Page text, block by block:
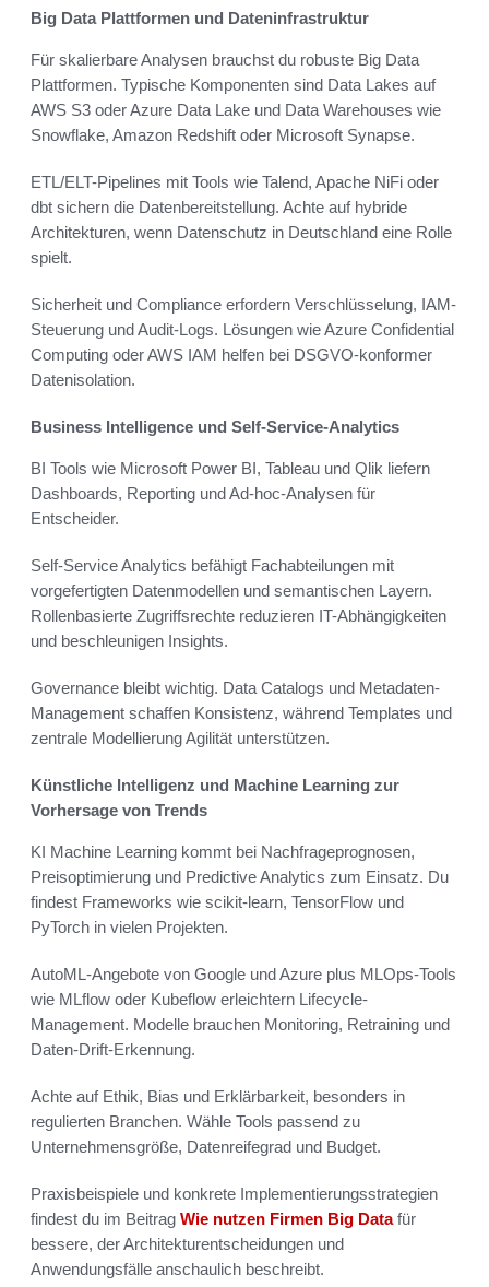
Big Data Plattformen und Dateninfrastruktur
Für skalierbare Analysen brauchst du robuste Big Data
Plattformen. Typische Komponenten sind Data Lakes auf
AWS S3 oder Azure Data Lake und Data Warehouses wie
Snowflake, Amazon Redshift oder Microsoft Synapse.
ETL/ELT-Pipelines mit Tools wie Talend, Apache NiFi oder
dbt sichern die Datenbereitstellung. Achte auf hybride
Architekturen, wenn Datenschutz in Deutschland eine Rolle
spielt.
Sicherheit und Compliance erfordern Verschlüsselung, IAM-
Steuerung und Audit-Logs. Lösungen wie Azure Confidential
Computing oder AWS IAM helfen bei DSGVO-konformer
Datenisolation.
Business Intelligence und Self-Service-Analytics
BI Tools wie Microsoft Power BI, Tableau und Qlik liefern
Dashboards, Reporting und Ad-hoc-Analysen für
Entscheider.
Self-Service Analytics befähigt Fachabteilungen mit
vorgefertigten Datenmodellen und semantischen Layern.
Rollenbasierte Zugriffsrechte reduzieren IT-Abhängigkeiten
und beschleunigen Insights.
Governance bleibt wichtig. Data Catalogs und Metadaten-
Management schaffen Konsistenz, während Templates und
zentrale Modellierung Agilität unterstützen.
Künstliche Intelligenz und Machine Learning zur
Vorhersage von Trends
KI Machine Learning kommt bei Nachfrageprognosen,
Preisoptimierung und Predictive Analytics zum Einsatz. Du
findest Frameworks wie scikit-learn, TensorFlow und
PyTorch in vielen Projekten.
AutoML-Angebote von Google und Azure plus MLOps-Tools
wie MLflow oder Kubeflow erleichtern Lifecycle-
Management. Modelle brauchen Monitoring, Retraining und
Daten‑Drift‑Erkennung.
Achte auf Ethik, Bias und Erklärbarkeit, besonders in
regulierten Branchen. Wähle Tools passend zu
Unternehmensgröße, Datenreifegrad und Budget.
Praxisbeispiele und konkrete Implementierungsstrategien
findest du im Beitrag Wie nutzen Firmen Big Datafür
bessere, der Architekturentscheidungen und
Anwendungsfälle anschaulich beschreibt.